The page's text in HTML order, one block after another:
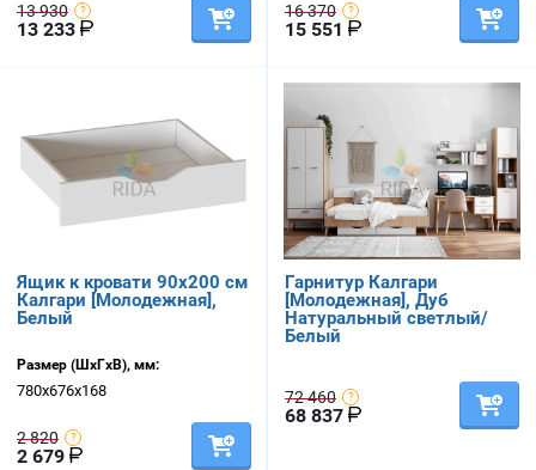
13 930
13 233
16 370
15 551
Ящик к кровати 90х200 см
Калгари [Молодежная],
Белый
Размер (ШхГхВ), мм:
780х676х168
2 820
2 679
Гарнитур Калгари
[Молодежная], Дуб
Натуральный светлый/
Белый
72 460
68 837